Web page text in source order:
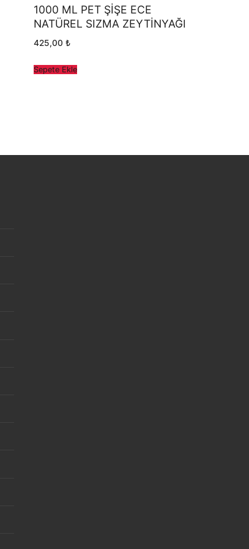
1000 ML PET ŞİŞE ECE
NATÜREL SIZMA ZEYTİNYAĞI
425,00 ₺
Sepete Ekle